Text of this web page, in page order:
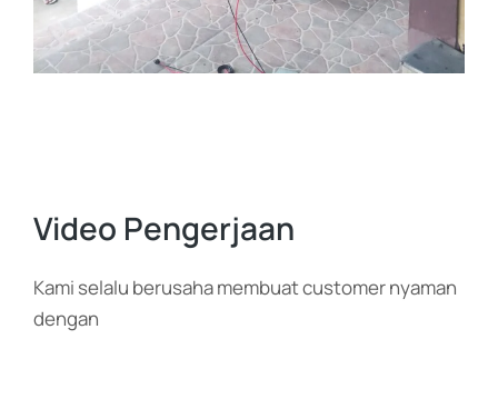
Video Pengerjaan
Kami selalu berusaha membuat customer nyaman
dengan